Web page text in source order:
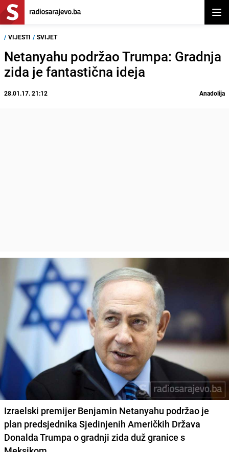
/ VIJESTI / SVIJET
Netanyahu podržao Trumpa: Gradnja
zida je fantastična ideja
28.01.17. 21:12 Anadolija
Izraelski premijer Benjamin Netanyahu podržao je
plan predsjednika Sjedinjenih Američkih Država
Donalda Trumpa o gradnji zida duž granice s